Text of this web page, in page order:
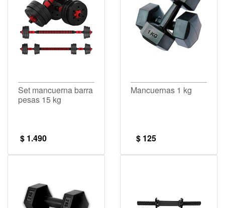
Set mancuerna barra
pesas 15 kg
$ 1.490
Mancuernas 1 kg
$ 125